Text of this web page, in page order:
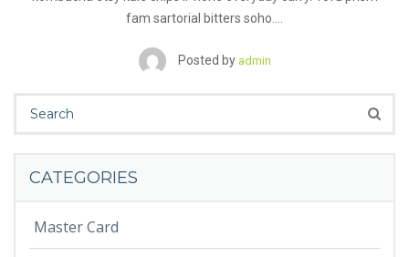
fam sartorial bitters soho.…
Posted by admin
CATEGORIES
Master Card